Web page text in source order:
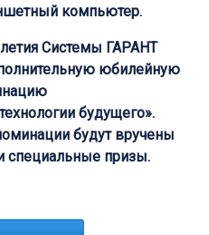
компьютер.
Системы ГАРАНТ
юбилейную
будущего».
будут вручены
специальные призы.